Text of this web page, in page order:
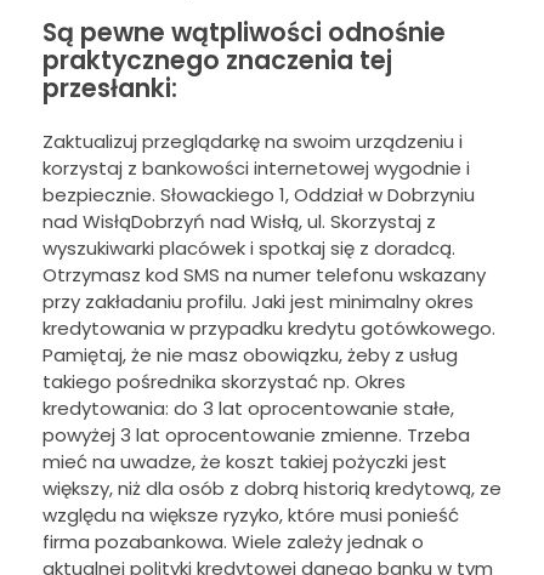
Są pewne wątpliwości odnośnie
praktycznego znaczenia tej
przesłanki:
Zaktualizuj przeglądarkę na swoim urządzeniu i
korzystaj z bankowości internetowej wygodnie i
bezpiecznie. Słowackiego 1, Oddział w Dobrzyniu
nad WisłąDobrzyń nad Wisłą, ul. Skorzystaj z
wyszukiwarki placówek i spotkaj się z doradcą.
Otrzymasz kod SMS na numer telefonu wskazany
przy zakładaniu profilu. Jaki jest minimalny okres
kredytowania w przypadku kredytu gotówkowego.
Pamiętaj, że nie masz obowiązku, żeby z usług
takiego pośrednika skorzystać np. Okres
kredytowania: do 3 lat oprocentowanie stałe,
powyżej 3 lat oprocentowanie zmienne. Trzeba
mieć na uwadze, że koszt takiej pożyczki jest
większy, niż dla osób z dobrą historią kredytową, ze
względu na większe ryzyko, które musi ponieść
firma pozabankowa. Wiele zależy jednak o
aktualnej polityki kredytowej danego banku w tym